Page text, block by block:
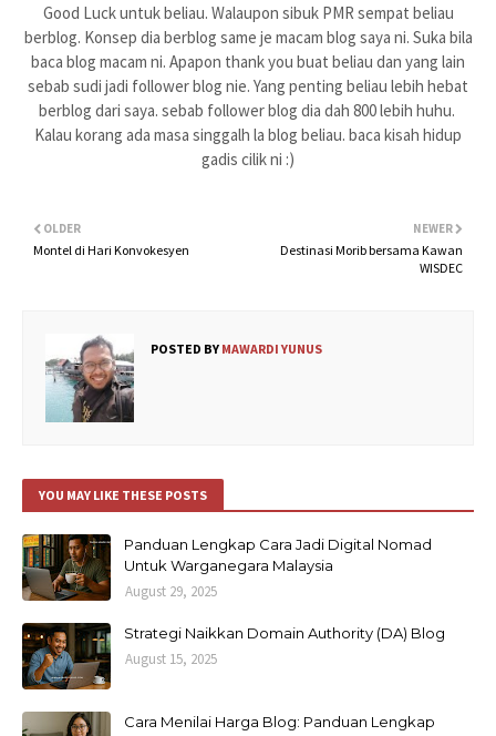
Good Luck untuk beliau. Walaupon sibuk PMR sempat beliau
berblog. Konsep dia berblog same je macam blog saya ni. Suka bila
baca blog macam ni. Apapon thank you buat beliau dan yang lain
sebab sudi jadi follower blog nie. Yang penting beliau lebih hebat
berblog dari saya. sebab follower blog dia dah 800 lebih huhu.
Kalau korang ada masa singgalh la blog beliau. baca kisah hidup
gadis cilik ni :)
NEWER
Destinasi Morib bersama Kawan
WISDEC
OLDER
Montel di Hari Konvokesyen
POSTED BY MAWARDI YUNUS
YOU MAY LIKE THESE POSTS
Panduan Lengkap Cara Jadi Digital Nomad
Untuk Warganegara Malaysia
August 29, 2025
Strategi Naikkan Domain Authority (DA) Blog
August 15, 2025
Cara Menilai Harga Blog: Panduan Lengkap